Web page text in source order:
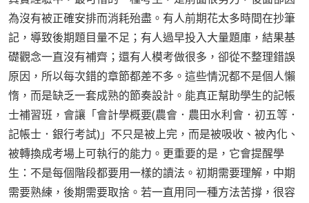
為沒有被正確安排而消耗殆盡。有人前期花太多時間在抄筆
記，導致後期題目量不足；有人過早投入大量題庫，結果基
礎觀念一直沒有補齊；還有人模考做很多，卻從不整理錯誤
原因，所以每次錯的章節都差不多。這些情況都不是個人懶
惰，而是缺乏一套成熟的節奏設計。能真正幫助學生的記帳
士補習班，會讓「會計學概要(農會．農田水利會．初五等．
記帳士．銀行考試)」不只是被上完，而是被吸收、被內化、
被轉換成考場上可執行的能力。更重要的是，它會提醒學
生：不是每個階段都要用一樣的讀法。初期需要理解，中期
需要熟練，後期需要取捨。若一直用同一種方法苦撐，很容